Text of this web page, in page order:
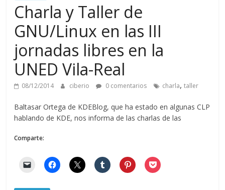
Charla y Taller de
GNU/Linux en las III
jornadas libres en la
UNED Vila-Real
08/12/2014 ciberio 0 comentarios charla,taller
Baltasar Ortega de KDEBlog, que ha estado en algunas CLP
hablando de KDE, nos informa de las charlas de las
Comparte: